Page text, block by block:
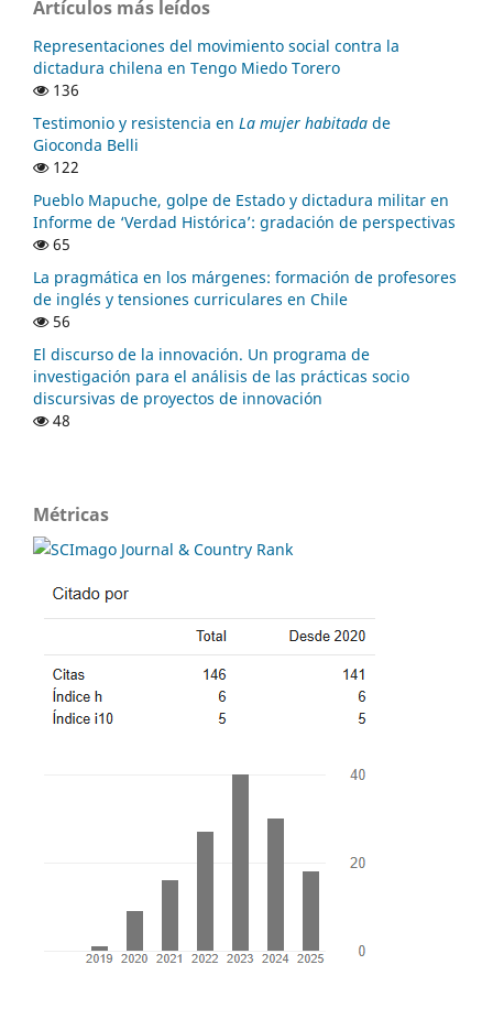
Artículos más leídos
Representaciones del movimiento social contra la
dictadura chilena en Tengo Miedo Torero
136
Testimonio y resistencia en La mujer habitada de
Gioconda Belli
122
Pueblo Mapuche, golpe de Estado y dictadura militar en
Informe de ‘Verdad Histórica’: gradación de perspectivas
65
La pragmática en los márgenes: formación de profesores
de inglés y tensiones curriculares en Chile
56
El discurso de la innovación. Un programa de
investigación para el análisis de las prácticas socio
discursivas de proyectos de innovación
48
Métricas